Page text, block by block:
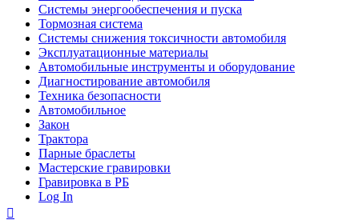
Системы энергообеспечения и пуска
Тормозная система
Системы снижения токсичности автомобиля
Эксплуатационные материалы
Автомобильные инструменты и оборудование
Диагностирование автомобиля
Техника безопасности
Автомобильное
Закон
Трактора
Парные браслеты
Мастерские гравировки
Гравировка в РБ
Log In